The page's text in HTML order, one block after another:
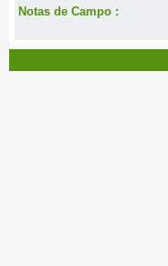
Notas de Campo :